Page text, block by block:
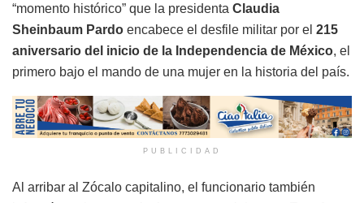
“momento histórico” que la presidenta Claudia
Sheinbaum Pardo encabece el desfile militar por el 215
aniversario del inicio de la Independencia de México, el
primero bajo el mando de una mujer en la historia del país.
PUBLICIDAD
Al arribar al Zócalo capitalino, el funcionario también